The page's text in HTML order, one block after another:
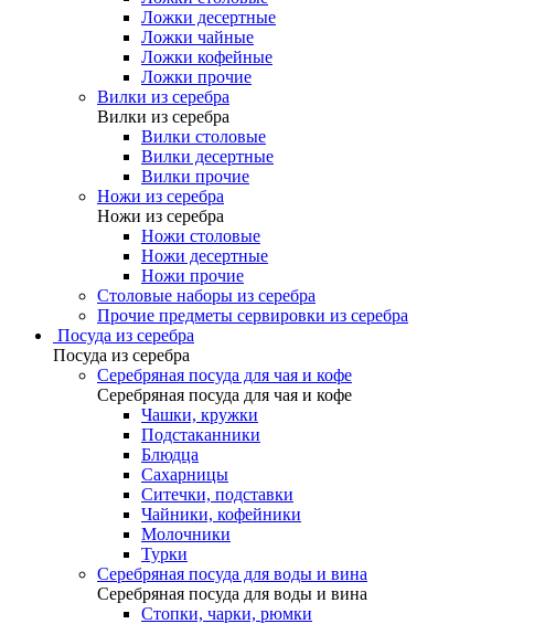
Ложки десертные
Ложки чайные
Ложки кофейные
Ложки прочие
Вилки из серебра
Вилки из серебра
Вилки столовые
Вилки десертные
Вилки прочие
Ножи из серебра
Ножи из серебра
Ножи столовые
Ножи десертные
Ножи прочие
Столовые наборы из серебра
Прочие предметы сервировки из серебра
Посуда из серебра
Посуда из серебра
Серебряная посуда для чая и кофе
Серебряная посуда для чая и кофе
Чашки, кружки
Подстаканники
Блюдца
Сахарницы
Ситечки, подставки
Чайники, кофейники
Молочники
Турки
Серебряная посуда для воды и вина
Серебряная посуда для воды и вина
Стопки, чарки, рюмки